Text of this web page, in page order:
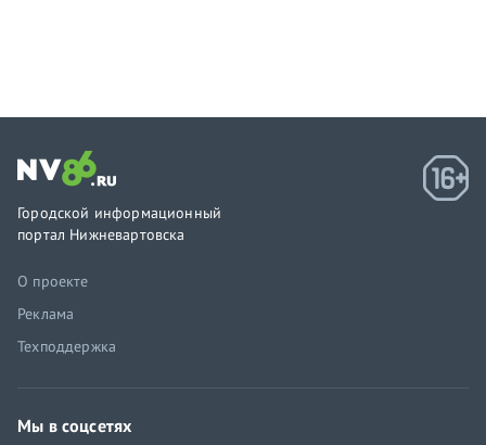
Городской информационный
портал Нижневартовска
О проекте
Реклама
Техподдержка
Мы в соцсетях